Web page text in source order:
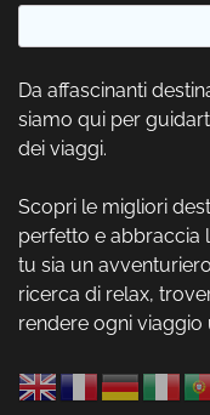
Da affascinanti
siamo qui per
dei viaggi.
Scopri le migliori
perfetto e abbraccia
tu sia un
ricerca di relax,
rendere ogni viaggio